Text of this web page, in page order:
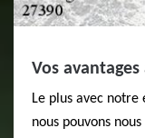
Vos
Le plus avec notre
nous pouvons